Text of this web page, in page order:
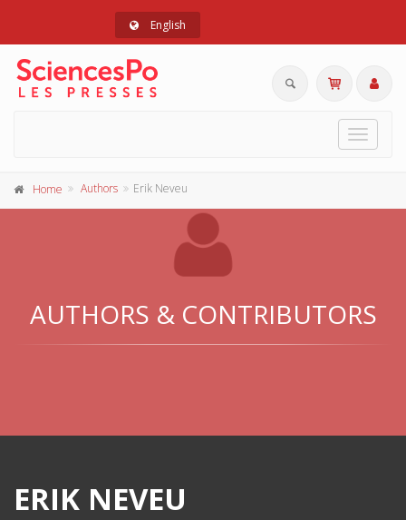
English
Toggle
Home Authors Erik Neveu
AUTHORS & CONTRIBUTORS
ERIK NEVEU